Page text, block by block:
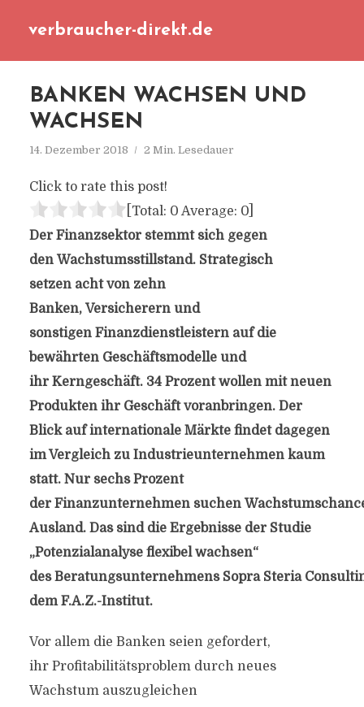
verbraucher-direkt.de
BANKEN WACHSEN UND
WACHSEN
14. Dezember 2018 2 Min. Lesedauer
Click to rate this post!
[Total: 0 Average: 0]
Der Finanzsektor stemmt sich gegen
den Wachstumsstillstand. Strategisch
setzen acht von zehn
Banken, Versicherern und
sonstigen Finanzdienstleistern auf die
bewährten Geschäftsmodelle und
ihr Kerngeschäft. 34 Prozent wollen mit neuen
Produkten ihr Geschäft voranbringen. Der
Blick auf internationale Märkte findet dagegen
im Vergleich zu Industrieunternehmen kaum
statt. Nur sechs Prozent
der Finanzunternehmen suchen
Ausland. Das sind die Ergebnisse der Studie
„Potenzialanalyse flexibel wachsen“
des Beratungsunternehmens Sopra Steria
dem F.A.Z.-Institut.
Vor allem die Banken seien gefordert,
ihr Profitabilitätsproblem durch neues
Wachstum auszugleichen